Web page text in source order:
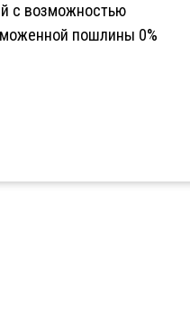
с возможностью
пошлины 0%